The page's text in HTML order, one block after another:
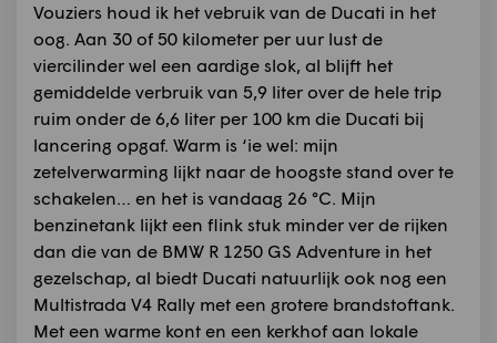
Vouziers houd ik het vebruik van de Ducati in het
oog. Aan 30 of 50 kilometer per uur lust de
viercilinder wel een aardige slok, al blijft het
gemiddelde verbruik van 5,9 liter over de hele trip
ruim onder de 6,6 liter per 100 km die Ducati bij
lancering opgaf. Warm is ‘ie wel: mijn
zetelverwarming lijkt naar de hoogste stand over te
schakelen… en het is vandaag 26 °C. Mijn
benzinetank lijkt een flink stuk minder ver de rijken
dan die van de BMW R 1250 GS Adventure in het
gezelschap, al biedt Ducati natuurlijk ook nog een
Multistrada V4 Rally met een grotere brandstoftank.
Met een warme kont en een kerkhof aan lokale